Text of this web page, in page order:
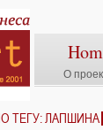
О
ТЕГУ: ЛАПШИНА